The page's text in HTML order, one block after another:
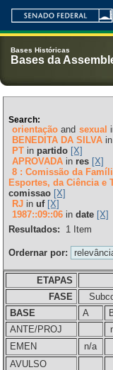
Bases Históricas
Bases da
Search:
orientaçãoand sexual
BENEDITA DA SILVAin
PTin partido [X]
APROVADAin res [X]
8 : Comissão da
Esportes, da Ciência e
comissao [X]
RJin uf [X]
1987::09::06in date [X]
Resultados:
1Item
Ordernar por:
ETAPAS
FASE
BASE
A
ANTE/PROJ
EMEN
n/a
AVULSO